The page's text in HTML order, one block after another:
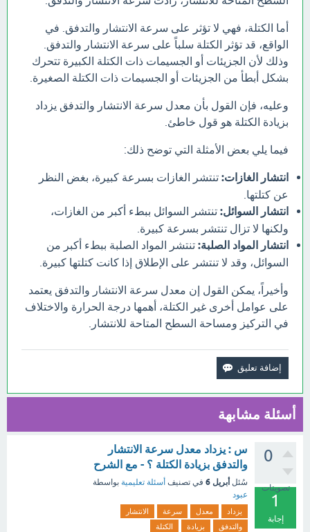
أما الكتلة، فهي لا تؤثر على سرعة الانتشار والتدفق. في
الواقع، قد تؤثر الكتلة سلباً على سرعة الانتشار والتدفق.
وذلك لأن الجزيئات أو الجسيمات ذات الكتلة الكبيرة تتحرك
بشكل أبطأ من الجزيئات أو الجسيمات ذات الكتلة الصغيرة.
وعليه، فإن القول بأن معدل سرعة الانتشار والتدفق يزداد
بزيادة الكتلة هو قول خاطئ.
فيما يلي بعض الأمثلة التي توضح ذلك:
انتشار الغازات: تنتشر الغازات بسرعة كبيرة، بغض النظر
عن كتلتها.
انتشار السوائل: تنتشر السوائل ببطء أكبر من الغازات،
ولكنها لا تزال تنتشر بسرعة كبيرة.
انتشار المواد الصلبة: تنتشر المواد الصلبة ببطء أكبر من
السوائل، وقد لا تنتشر على الإطلاق إذا كانت كتلتها كبيرة.
وأخيراً، يمكن القول إن معدل سرعة الانتشار والتدفق يعتمد
على عوامل أخرى غير الكتلة، أهمها درجة الحرارة والاختلاف
في التركيز ومساحة السطح المتاحة للانتشار.
أسئلة مشابهة
0
تصويتات
1
إجابة
س : يزداد معدل سرعة الانتشار
والتدفق بزيادة الكتلة ؟ - مع الشرح
سُئل أبريل 6 في تصنيف أسئلة تعليمية بواسطة
عبود
يزداد معدل سرعة
الانتشار
والتدفق
بزيادة الكتلة